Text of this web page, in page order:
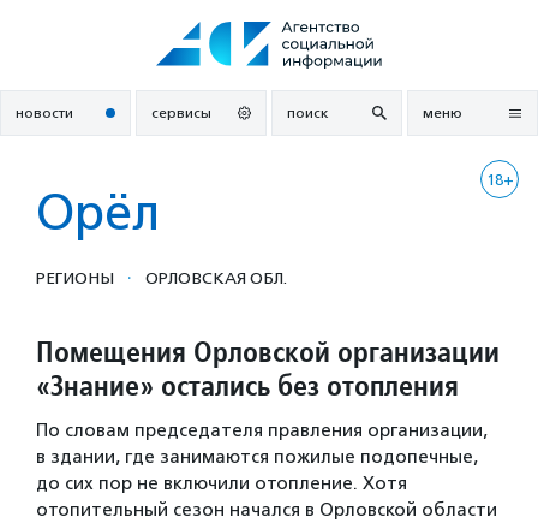
новости сервисы поиск меню
18+
Орёл
РЕГИОНЫ · ОРЛОВСКАЯ ОБЛ.
Помещения Орловской организации
«Знание» остались без отопления
По словам председателя правления организации,
в здании, где занимаются пожилые подопечные,
до сих пор не включили отопление. Хотя
отопительный сезон начался в Орловской области